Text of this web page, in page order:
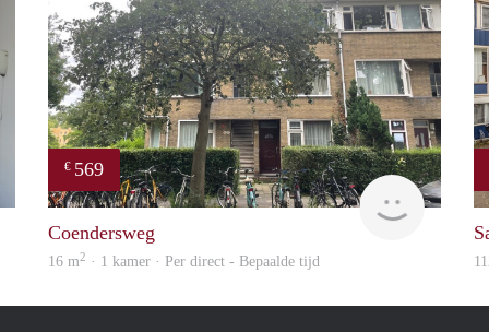
€ 569
Coendersweg
16 m2 · 1 kamer · Per direct - Bepaalde tijd